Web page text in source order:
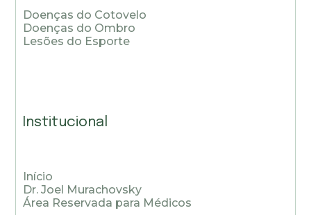
Doenças do Cotovelo
Doenças do Ombro
Lesões do Esporte
Institucional
Início
Dr. Joel Murachovsky
Área Reservada para Médicos